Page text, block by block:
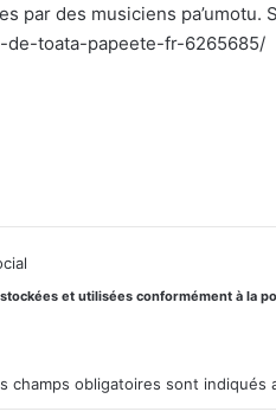
par des musiciens
de-toata-papeete-fr-6265685/
et utilisées conformément à la
champs obligatoires sont indiqués